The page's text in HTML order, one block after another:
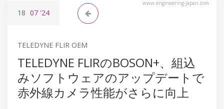
www.engineering-japan.com
18 07 '24
TELEDYNE FLIR OEM
TELEDYNE FLIRのBOSON+、組込
みソフトウェアのアップデートで
赤外線カメラ性能がさらに向上